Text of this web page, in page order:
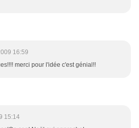
16:59
merci pour l'idée c'est génial!!
15:14